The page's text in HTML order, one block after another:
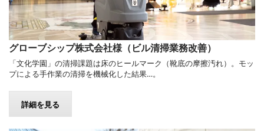
グローブシップ株式会社様（ビル清掃業務改善）
「文化学園」の清掃課題は床のヒールマーク（靴底の摩擦汚れ）。モッ
プによる手作業の清掃を機械化した結果…。
詳細を見る